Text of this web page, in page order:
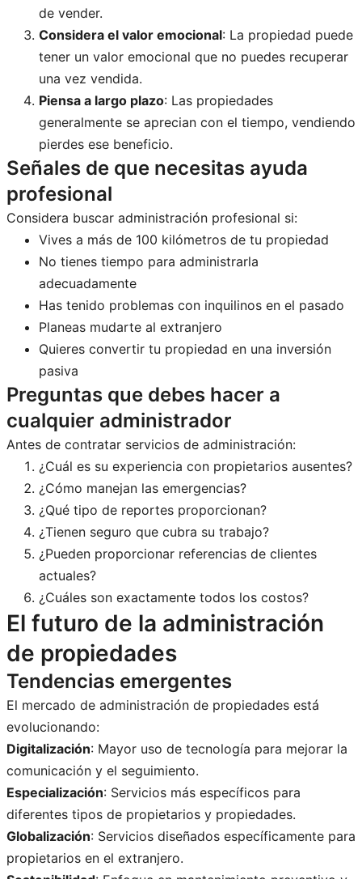
de vender.
Considera el valor emocional: La propiedad puede
tener un valor emocional que no puedes recuperar
una vez vendida.
Piensa a largo plazo: Las propiedades
generalmente se aprecian con el tiempo, vendiendo
pierdes ese beneficio.
Señales de que necesitas ayuda
profesional
Considera buscar administración profesional si:
Vives a más de 100 kilómetros de tu propiedad
No tienes tiempo para administrarla
adecuadamente
Has tenido problemas con inquilinos en el pasado
Planeas mudarte al extranjero
Quieres convertir tu propiedad en una inversión
pasiva
Preguntas que debes hacer a
cualquier administrador
Antes de contratar servicios de administración:
¿Cuál es su experiencia con propietarios ausentes?
¿Cómo manejan las emergencias?
¿Qué tipo de reportes proporcionan?
¿Tienen seguro que cubra su trabajo?
¿Pueden proporcionar referencias de clientes
actuales?
¿Cuáles son exactamente todos los costos?
El futuro de la administración
de propiedades
Tendencias emergentes
El mercado de administración de propiedades está
evolucionando:
Digitalización: Mayor uso de tecnología para mejorar la
comunicación y el seguimiento.
Especialización: Servicios más específicos para
diferentes tipos de propietarios y propiedades.
Globalización: Servicios diseñados específicamente para
propietarios en el extranjero.